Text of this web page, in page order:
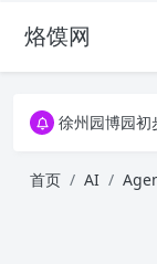
烙馍网
16796个
16796个
首页
AI